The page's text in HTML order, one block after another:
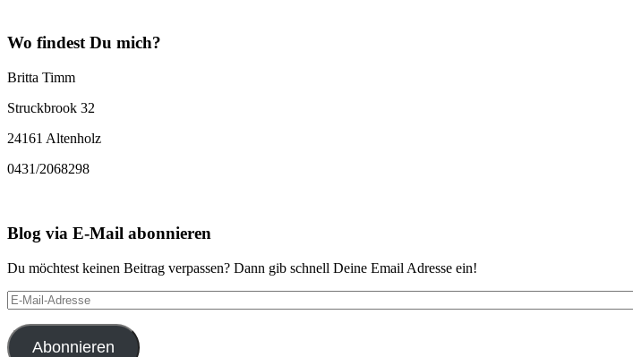
Wo findest Du mich?
Britta Timm
Struckbrook 32
24161 Altenholz
0431/2068298
Blog via E-Mail abonnieren
Du möchtest keinen Beitrag verpassen? Dann gib schnell Deine Email Adresse ein!
E-
Mail-
Adresse
Abonnieren